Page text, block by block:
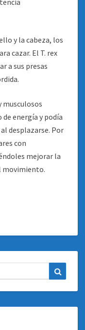
y la cabeza, los
cazar. El T. rex
a sus presas
musculosos
energía y podía
desplazarse. Por
con
mejorar la
movimiento.